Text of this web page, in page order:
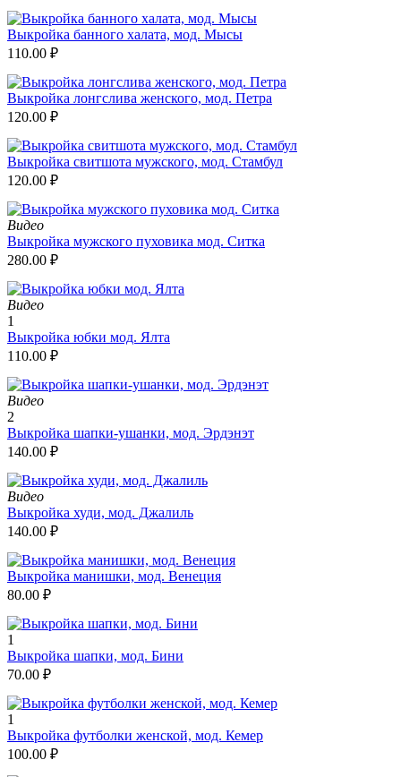
Выкройка банного халата, мод. Мысы
110.00 ₽
Выкройка лонгслива женского, мод. Петра
120.00 ₽
Выкройка свитшота мужского, мод. Стамбул
120.00 ₽
Видео
Выкройка мужского пуховика мод. Ситка
280.00 ₽
Видео
1
Выкройка юбки мод. Ялта
110.00 ₽
Видео
2
Выкройка шапки-ушанки, мод. Эрдэнэт
140.00 ₽
Видео
Выкройка худи, мод. Джалиль
140.00 ₽
Выкройка манишки, мод. Венеция
80.00 ₽
1
Выкройка шапки, мод. Бини
70.00 ₽
1
Выкройка футболки женской, мод. Кемер
100.00 ₽